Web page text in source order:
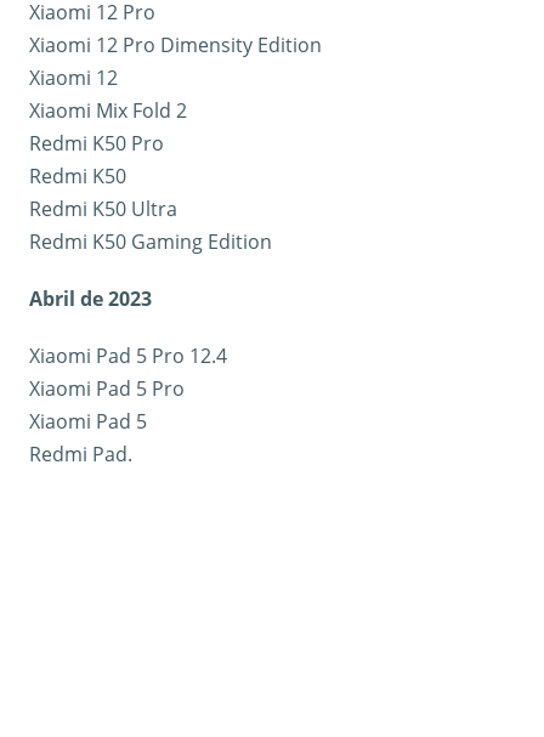
Xiaomi 12 Pro
Xiaomi 12 Pro Dimensity Edition
Xiaomi 12
Xiaomi Mix Fold 2
Redmi K50 Pro
Redmi K50
Redmi K50 Ultra
Redmi K50 Gaming Edition
Abril de 2023
Xiaomi Pad 5 Pro 12.4
Xiaomi Pad 5 Pro
Xiaomi Pad 5
Redmi Pad.